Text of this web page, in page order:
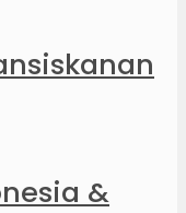
&